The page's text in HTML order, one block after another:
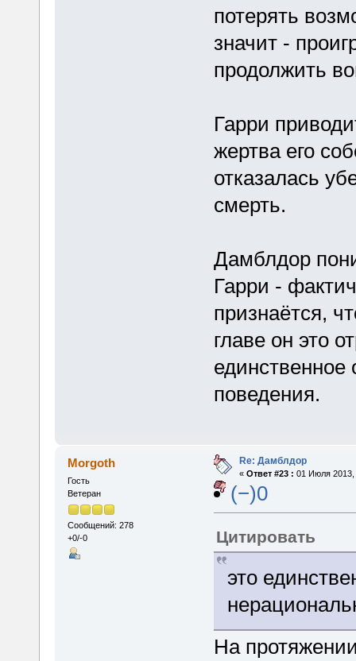
потерять
значит -
продолжить
Гарри
жертва его
отказалась
смерть.
Дамблдор
Гарри -
признаётся,
главе он это
единственное
поведения.
Morgoth
Гость
Ветеран
Сообщений: 278
+0/-0
Re: Дамблдор
« Ответ #23 : 01 Июля 2013,
(−)0
Цитировать
это
На